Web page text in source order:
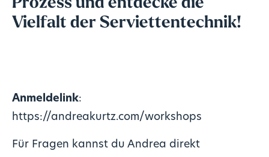
Prozess und entdecke die
Vielfalt der Serviettentechnik!
Anmeldelink:
https://andreakurtz.com/workshops
Für Fragen kannst du Andrea direkt